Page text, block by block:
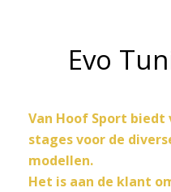
Evo
Van Hoof Sport
stages voor de
modellen.
Het is aan de klant